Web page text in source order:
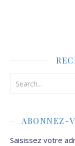
ABONNEZ-
Saisissez votre